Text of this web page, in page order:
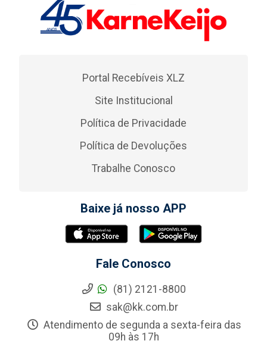
Portal Recebíveis XLZ
Site Institucional
Política de Privacidade
Política de Devoluções
Trabalhe Conosco
Baixe já nosso APP
Fale Conosco
(81) 2121-8800
sak@kk.com.br
Atendimento de segunda a sexta-feira das
09h às 17h